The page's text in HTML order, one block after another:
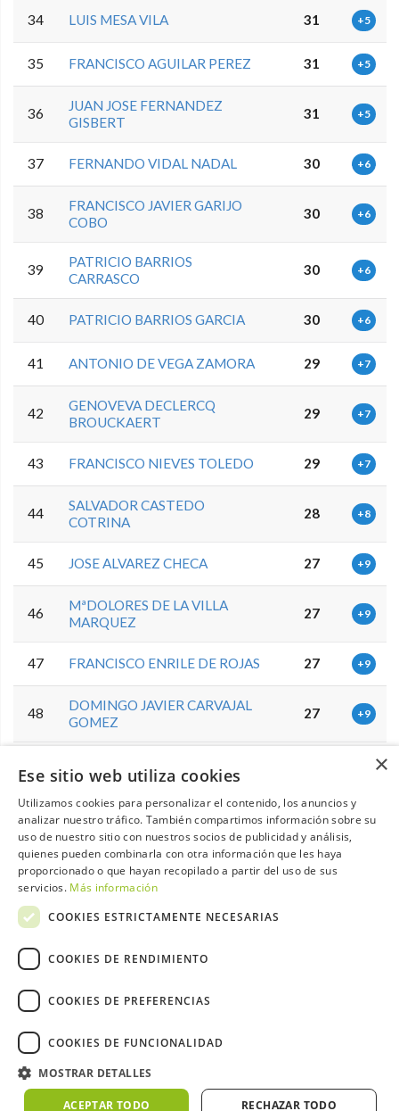
34 LUIS MESA VILA 31 +5
35 FRANCISCO AGUILAR PEREZ 31 +5
36
JUAN JOSE FERNANDEZ
GISBERT
31 +5
37 FERNANDO VIDAL NADAL 30 +6
38
FRANCISCO JAVIER GARIJO
COBO
30 +6
39
PATRICIO BARRIOS
CARRASCO
30 +6
40 PATRICIO BARRIOS GARCIA 30 +6
41 ANTONIO DE VEGA ZAMORA 29 +7
42
GENOVEVA DECLERCQ
BROUCKAERT
29 +7
43 FRANCISCO NIEVES TOLEDO 29 +7
44
SALVADOR CASTEDO
COTRINA
28 +8
45 JOSE ALVAREZ CHECA 27 +9
46
MªDOLORES DE LA VILLA
MARQUEZ
27 +9
47 FRANCISCO ENRILE DE ROJAS 27 +9
48
DOMINGO JAVIER CARVAJAL
GOMEZ
27 +9
49
RAMOS
50
IGNACIO MARIA DOMINGUEZ
PERRINO
25 +11
51
JUAN CARLOS CARRASCO
RODRIGUEZ
53
TORTAJADA
JUAN EDUARDO MORALES
×
Ese sitio web utiliza cookies
Utilizamos cookies para personalizar el contenido, los anuncios y
analizar nuestro tráfico. También compartimos información sobre su
uso de nuestro sitio con nuestros socios de publicidad y análisis,
quienes pueden combinarla con otra información que les haya
proporcionado o que hayan recopilado a partir del uso de sus
servicios. Más información
COOKIES ESTRICTAMENTE NECESARIAS
COOKIES DE RENDIMIENTO
COOKIES DE PREFERENCIAS
COOKIES DE FUNCIONALIDAD
MOSTRAR DETALLES
ACEPTAR TODO RECHAZAR TODO